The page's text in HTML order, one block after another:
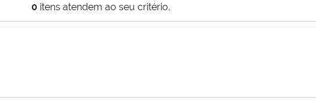
0 itens atendem ao seu critério.